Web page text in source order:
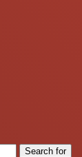
Search for